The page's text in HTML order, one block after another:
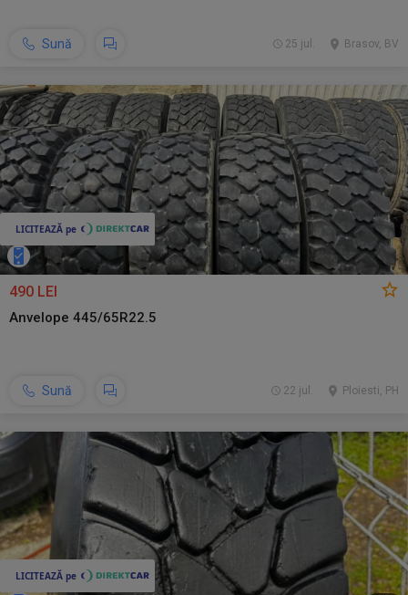
Sună Brasov, BV
25 jul.
490 LEI
Anvelope 445/65R22.5
Sună Ploiesti, PH
22 jul.